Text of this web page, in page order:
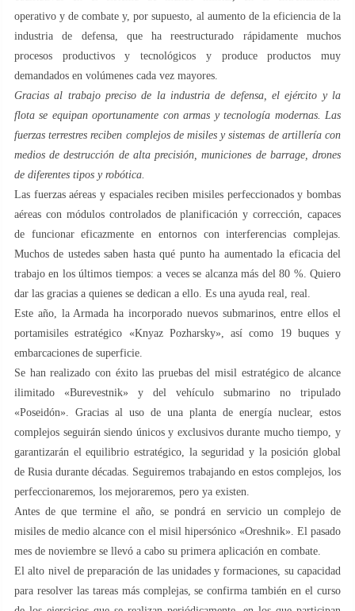
operativo y de combate y, por supuesto, al aumento de la eficiencia de la
industria de defensa, que ha reestructurado rápidamente muchos
procesos productivos y tecnológicos y produce productos muy
demandados en volúmenes cada vez mayores.
Gracias al trabajo preciso de la industria de defensa, el ejército y la
flota se equipan oportunamente con armas y tecnología modernas. Las
fuerzas terrestres reciben complejos de misiles y sistemas de artillería con
medios de destrucción de alta precisión, municiones de barrage, drones
de diferentes tipos y robótica.
Las fuerzas aéreas y espaciales reciben misiles perfeccionados y bombas
aéreas con módulos controlados de planificación y corrección, capaces
de funcionar eficazmente en entornos con interferencias complejas.
Muchos de ustedes saben hasta qué punto ha aumentado la eficacia del
trabajo en los últimos tiempos: a veces se alcanza más del 80 %. Quiero
dar las gracias a quienes se dedican a ello. Es una ayuda real, real.
Este año, la Armada ha incorporado nuevos submarinos, entre ellos el
portamisiles estratégico «Knyaz Pozharsky», así como 19 buques y
embarcaciones de superficie.
Se han realizado con éxito las pruebas del misil estratégico de alcance
ilimitado «Burevestnik» y del vehículo submarino no tripulado
«Poseidón». Gracias al uso de una planta de energía nuclear, estos
complejos seguirán siendo únicos y exclusivos durante mucho tiempo, y
garantizarán el equilibrio estratégico, la seguridad y la posición global
de Rusia durante décadas. Seguiremos trabajando en estos complejos, los
perfeccionaremos, los mejoraremos, pero ya existen.
Antes de que termine el año, se pondrá en servicio un complejo de
misiles de medio alcance con el misil hipersónico «Oreshnik». El pasado
mes de noviembre se llevó a cabo su primera aplicación en combate.
El alto nivel de preparación de las unidades y formaciones, su capacidad
para resolver las tareas más complejas, se confirma también en el curso